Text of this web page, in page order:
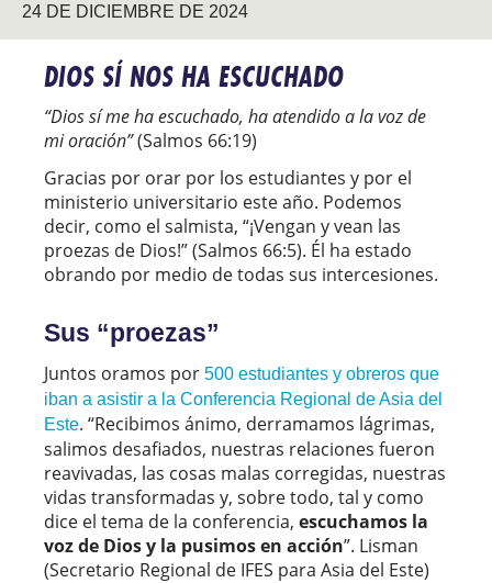
24 DE DICIEMBRE DE 2024
DIOS SÍ NOS HA ESCUCHADO
“Dios sí me ha escuchado, ha atendido a la voz de
mi oración”(Salmos 66:19)
Gracias por orar por los estudiantes y por el
ministerio universitario este año. Podemos
decir, como el salmista, “¡Vengan y vean las
proezas de Dios!” (Salmos 66:5). Él ha estado
obrando por medio de todas sus intercesiones.
Sus “proezas”
Juntos oramos por 500 estudiantes y obreros que
iban a asistir a la Conferencia Regional de Asia del
Este. “Recibimos ánimo, derramamos lágrimas,
salimos desafiados, nuestras relaciones fueron
reavivadas, las cosas malas corregidas, nuestras
vidas transformadas y, sobre todo, tal y como
dice el tema de la conferencia, escuchamos la
voz de Dios y la pusimos en acción”. Lisman
(Secretario Regional de IFES para Asia del Este)